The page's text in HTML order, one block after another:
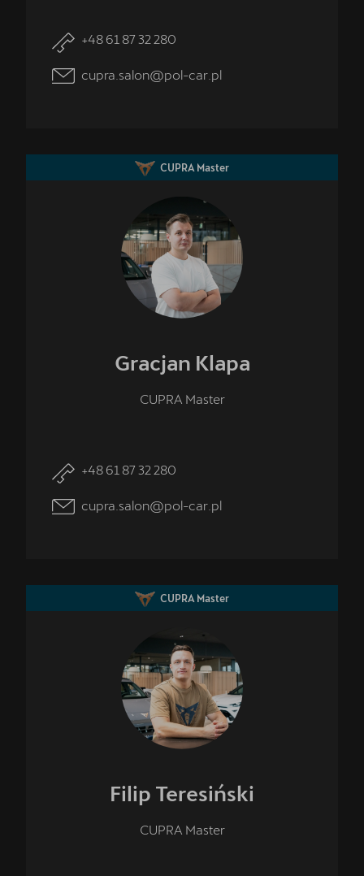
+48 61 87 32 280
cupra.salon@pol-car.pl
CUPRA Master
Gracjan Klapa
CUPRA Master
+48 61 87 32 280
cupra.salon@pol-car.pl
CUPRA Master
Filip Teresiński
CUPRA Master